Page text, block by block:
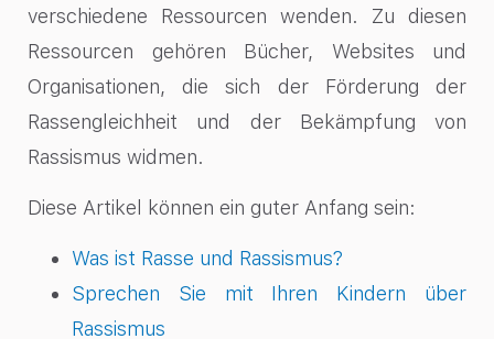
verschiedene Ressourcen wenden. Zu diesen
Ressourcen gehören Bücher, Websites und
Organisationen, die sich der Förderung der
Rassengleichheit und der Bekämpfung von
Rassismus widmen.
Diese Artikel können ein guter Anfang sein:
Was ist Rasse und Rassismus?
Sprechen Sie mit Ihren Kindern über
Rassismus